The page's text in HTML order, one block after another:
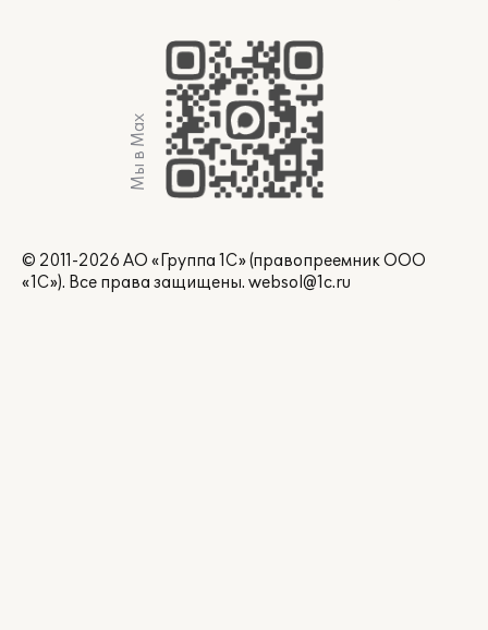
Мы в Max
© 2011-2026 АО «Группа 1С» (правопреемник ООО
«1С»). Все права защищены. websol@1c.ru